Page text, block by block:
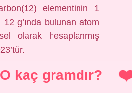
elementinin 1
g’ında bulunan atom
olarak hesaplanmış
kaç gramdır?